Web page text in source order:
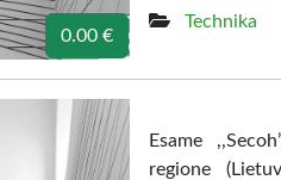
0.00 €
Technika
Esame
regione